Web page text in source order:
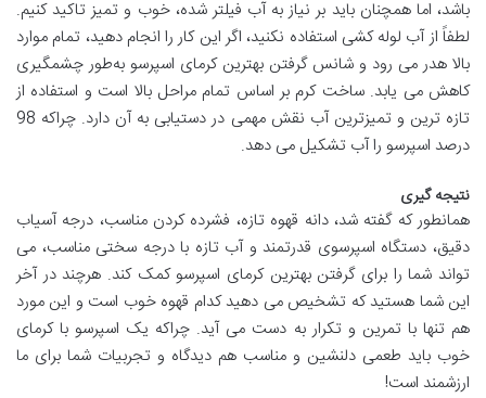
باشد، اما همچنان باید بر نیاز به آب فیلتر شده، خوب و تمیز تاکید کنیم.
لطفاً از آب لوله کشی استفاده نکنید، اگر این کار را انجام دهید، تمام موارد
بالا هدر می‌ رود و شانس گرفتن بهترین کرمای اسپرسو به‌طور چشمگیری
کاهش می‌ یابد. ساخت کرم بر اساس تمام مراحل بالا است و استفاده از
تازه ترین و تمیزترین آب نقش مهمی در دستیابی به آن دارد. چراکه 98
درصد اسپرسو را آب تشکیل می دهد.
نتیجه گیری
همانطور که گفته شد، دانه قهوه تازه، فشرده کردن مناسب، درجه آسیاب
دقیق، دستگاه اسپرسوی قدرتمند و آب تازه با درجه سختی مناسب، می
تواند شما را برای گرفتن بهترین کرمای اسپرسو کمک کند. هرچند در آخر
این شما هستید که تشخیص می دهید کدام قهوه خوب است و این مورد
هم تنها با تمرین و تکرار به دست می آید. چراکه یک اسپرسو با کرمای
خوب باید طعمی دلنشین و مناسب هم دیدگاه و تجربیات شما برای ما
ارزشمند است!